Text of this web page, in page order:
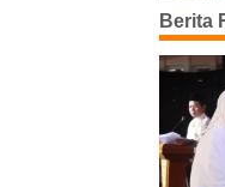
Berita